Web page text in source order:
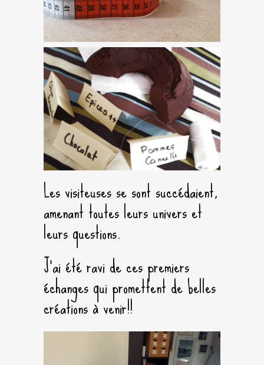
Les visiteuses se sont succédaient,
amenant toutes leurs univers et
leurs questions.
J’ai été ravi de ces premiers
échanges qui promettent de belles
créations à venir!!